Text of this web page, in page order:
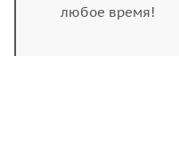
любое время!